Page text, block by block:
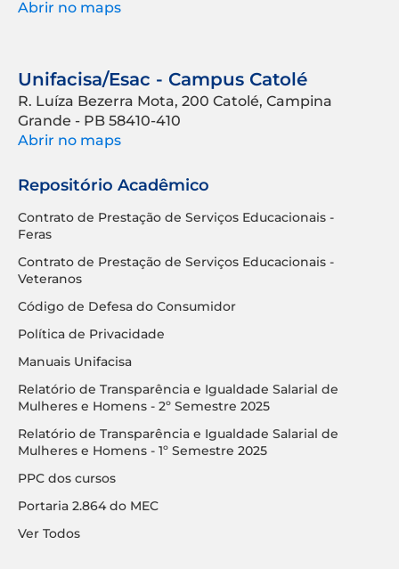
Abrir no maps
Unifacisa/Esac - Campus Catolé
R. Luíza Bezerra Mota, 200 Catolé, Campina
Grande - PB 58410-410
Abrir no maps
Repositório Acadêmico
Contrato de Prestação de Serviços Educacionais -
Feras
Contrato de Prestação de Serviços Educacionais -
Veteranos
Código de Defesa do Consumidor
Política de Privacidade
Manuais Unifacisa
Relatório de Transparência e Igualdade Salarial de
Mulheres e Homens - 2º Semestre 2025
Relatório de Transparência e Igualdade Salarial de
Mulheres e Homens - 1º Semestre 2025
PPC dos cursos
Portaria 2.864 do MEC
Ver Todos